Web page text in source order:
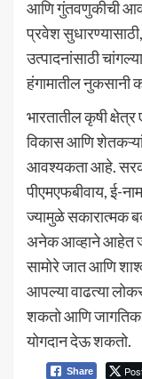
आणि गुंतवणुकीची
प्रवेश सुधारण्यासाठी,
उत्पादनांसाठी
हंगामातील
भारतातील कृषी
विकास आणि
आवश्यकता आहे.
पीएमएफबीवाय, ई-
ज्यामुळे सकारात्मक
अनेक आव्हाने आहेत
सामोरे जात आणि
आपल्या वाढत्या
शकतो आणि जागतिक
योगदान देऊ शकतो.
Share